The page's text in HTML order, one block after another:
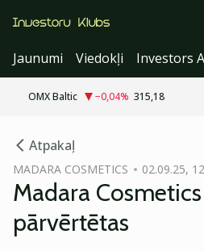
Jaunumi
Viedokļi Investors
OMX Baltic −0,04% 315,18
Atpakaļ
MADARA COSMETICS 02.09.25,
Madara
pārvērtētas